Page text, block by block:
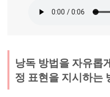
낭독 방법을 자유롭
정 표현을 지시하는